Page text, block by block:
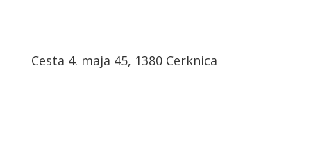
Cesta 4. maja 45, 1380 Cerknica